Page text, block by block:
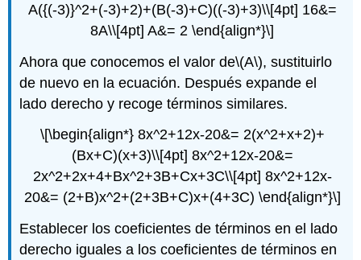
A({(-3)}^2+(-3)+2)+(B(-3)+C)((-3)+3)\\[4pt] 16&=
8A\\[4pt] A&= 2 \end{align*}\]
Ahora que conocemos el valor de\(A\), sustituirlo
de nuevo en la ecuación. Después expande el
lado derecho y recoge términos similares.
\[\begin{align*} 8x^2+12x-20&= 2(x^2+x+2)+
(Bx+C)(x+3)\\[4pt] 8x^2+12x-20&=
2x^2+2x+4+Bx^2+3B+Cx+3C\\[4pt] 8x^2+12x-
20&= (2+B)x^2+(2+3B+C)x+(4+3C) \end{align*}\]
Establecer los coeficientes de términos en el lado
derecho iguales a los coeficientes de términos en